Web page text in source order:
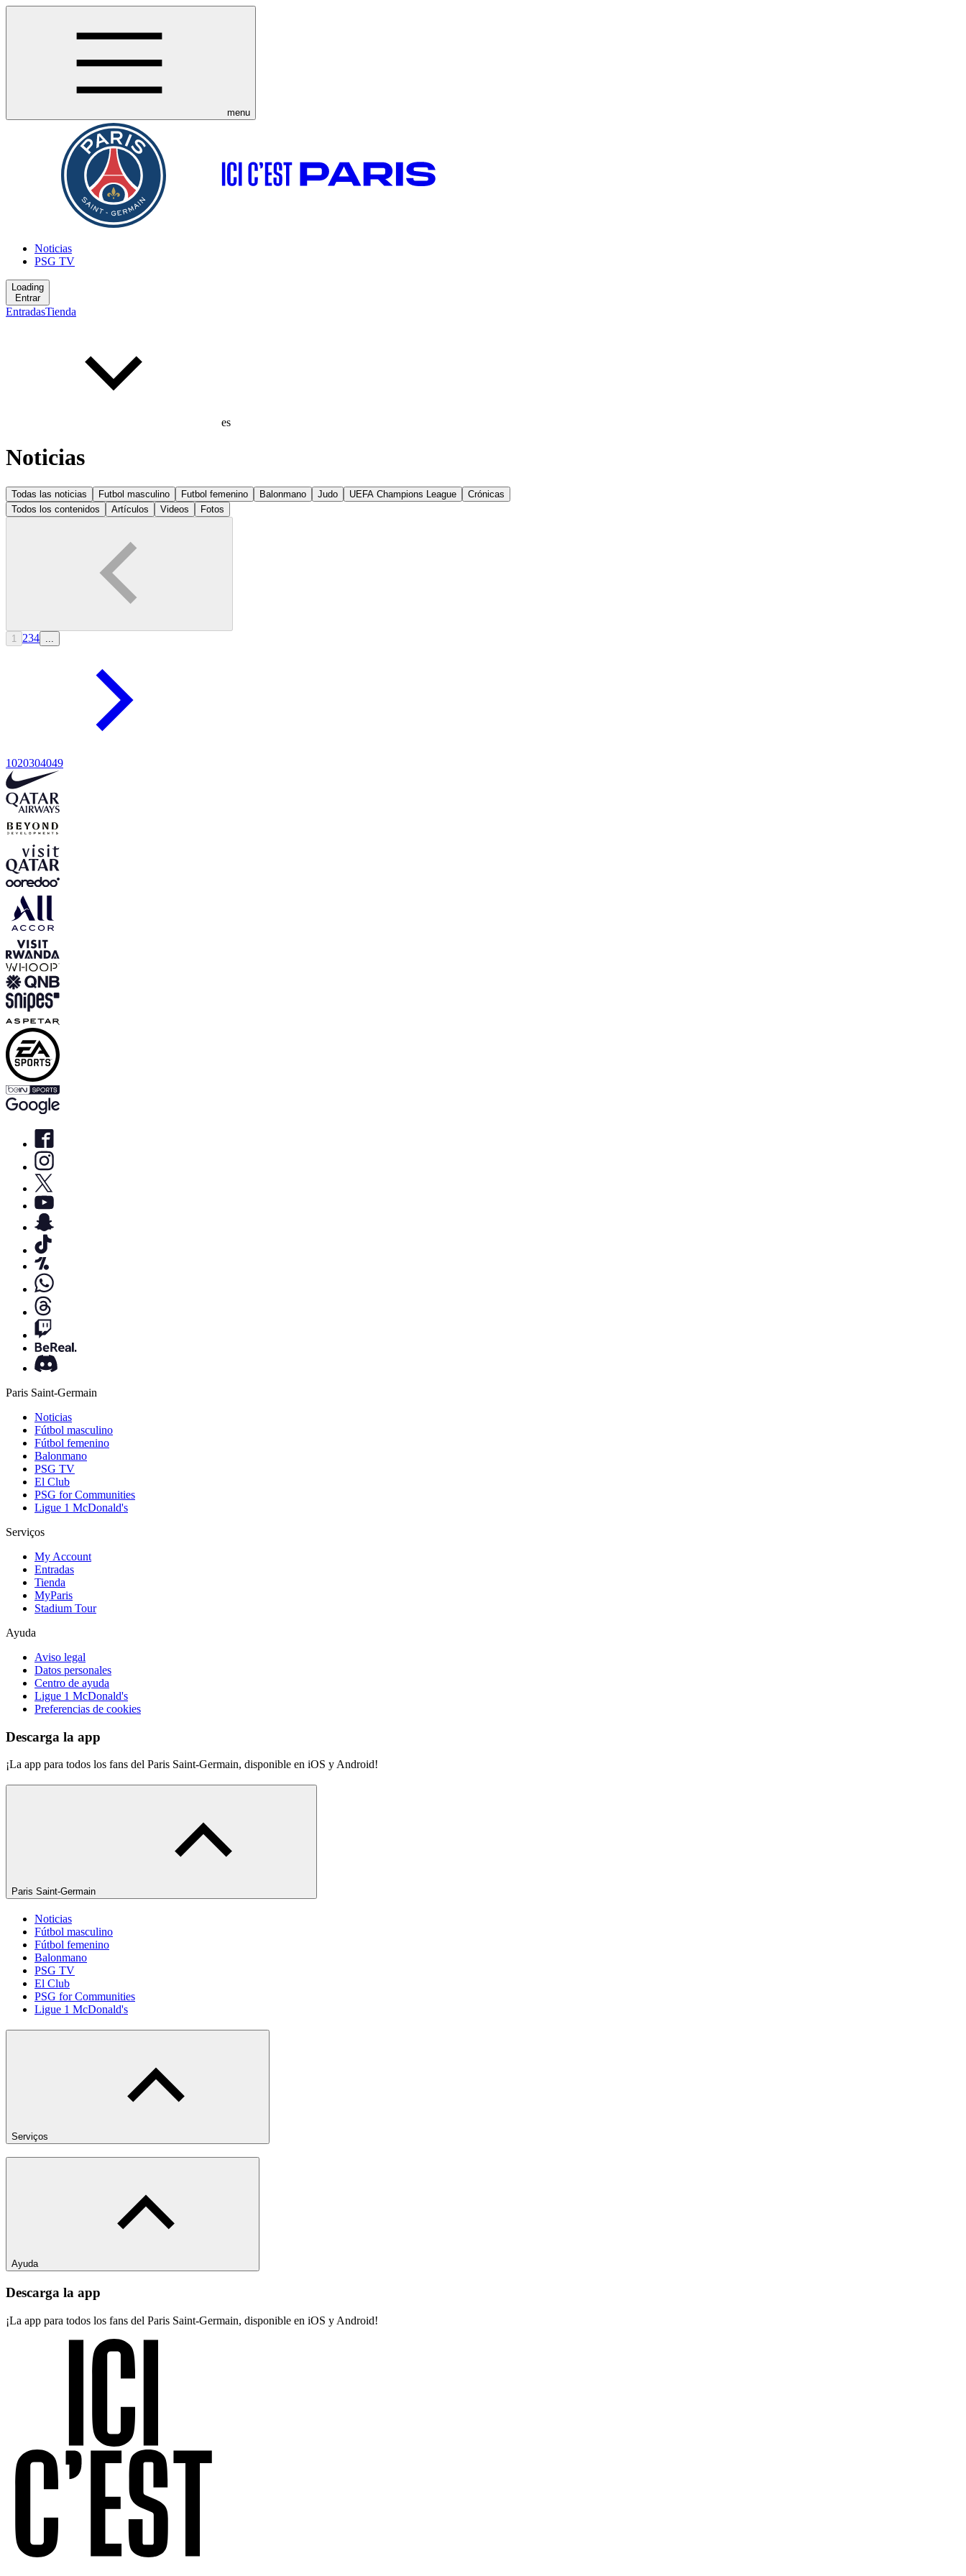
menu
Noticias
PSG TV
Loading
Entrar
EntradasTienda
es
Noticias
Todas las noticias Futbol masculino Futbol femenino Balonmano Judo UEFA Champions League
Crónicas
Todos los contenidos
Artículos Videos Fotos
1 234
1020304049
Paris Saint-Germain
Noticias
Fútbol masculino
Fútbol femenino
Balonmano
PSG TV
El Club
PSG for Communities
Ligue 1 McDonald's
Serviços
My Account
Entradas
Tienda
MyParis
Stadium Tour
Ayuda
Aviso legal
Datos personales
Centro de ayuda
Ligue 1 McDonald's
Preferencias de cookies
Descarga la app
¡La app para todos los fans del Paris Saint-Germain, disponible en iOS y Android!
Paris Saint-Germain
Noticias
Fútbol masculino
Fútbol femenino
Balonmano
PSG TV
El Club
PSG for Communities
Ligue 1 McDonald's
Serviços
Ayuda
Descarga la app
¡La app para todos los fans del Paris Saint-Germain, disponible en iOS y Android!